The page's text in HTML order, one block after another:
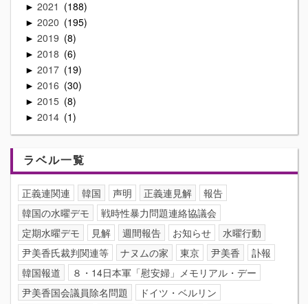
► 2021 188
► 2020 195
► 2019 8
► 2018 6
► 2017 19
► 2016 30
► 2015 8
► 2014 1
ラベル一覧
正義連関連 韓国 声明 正義連見解
報告
韓国の水曜デモ
戦時性暴力問題連絡協議会
定期水曜デモ
見解 週間報告 お知らせ
水曜行動
尹美香氏裁判関連等
ナヌムの家 東京 尹美香
訃報
韓国報道
８・14日本軍「慰安婦」メモリアル・デー
尹美香国会議員除名問題
ドイツ・ベルリン